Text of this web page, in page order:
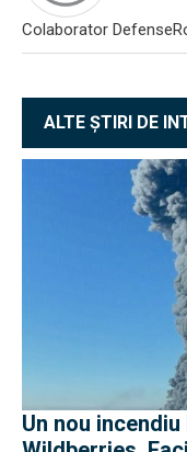
Colaborator
ALTE ȘTIRI DE
Un nou